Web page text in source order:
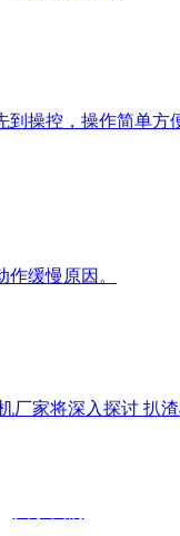
操控，操作简单方
缓慢原因。
家将深入探讨 扒